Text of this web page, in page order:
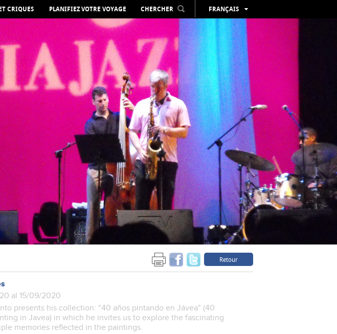
CRIQUES PLANIFIEZ VOTRE VOYAGE CHERCHER
FRANÇAIS
ESPAÑOL
VALENCIÀ
ENGLISH
DEUTSCH
РУССКИЙ
Retour
al 15/09/2020
presents his collection: "40 años pintando en Jávea" (40
in Javea) in which he invites us to explore the fascinating
memories reflected in the paintings.